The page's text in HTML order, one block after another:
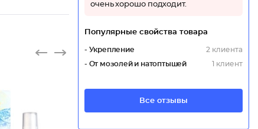
очень хорошо подходит.
Популярные свойства товара
- Укрепление
2 клиента
- От мозолей и натоптышей
1 клиент
Все отзывы